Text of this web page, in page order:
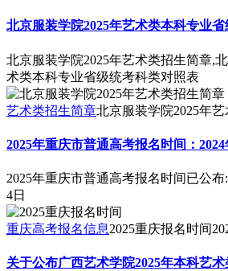
北京服装学院2025年艺术类本科专业
北京服装学院2025年艺术类招生简章,
术类本科专业省级统考科类对照表
艺术类招生简章北京服装学院2025年
2025年重庆市普通高考报名时间：
2025年重庆市普通高考报名时间已公布
4日
重庆高考报名信息2025重庆报名时间
关于公布广西艺术学院2025年本科艺